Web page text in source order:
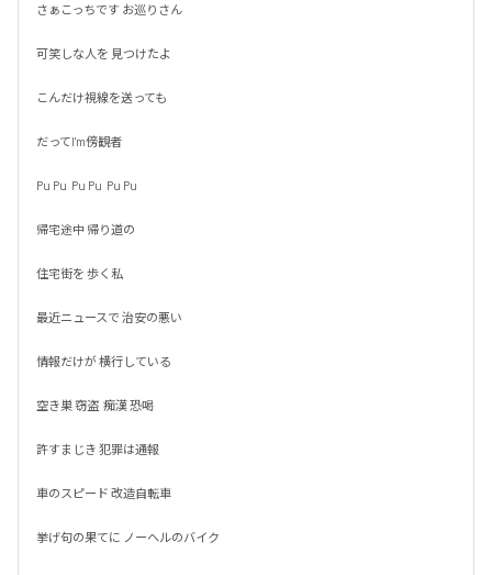
さぁこっちです お巡りさん
可笑しな人を 見つけたよ
こんだけ視線を送っても
だってI'm傍観者
Pu Pu  Pu Pu  Pu Pu
帰宅途中 帰り道の
住宅街を 歩く私
最近ニュースで 治安の悪い
情報だけが 横行している
空き巣 窃盗  痴漢 恐喝
許すまじき 犯罪は通報
車のスピード 改造自転車
挙げ句の果てに ノーヘルのバイク